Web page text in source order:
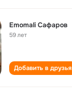
Emomali Сафаров
59 лет
Добавить в друзья